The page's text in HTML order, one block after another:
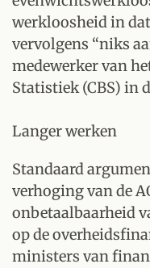
werkloosheid in
vervolgens “niks
medewerker van
Statistiek (CBS) in
Langer werken
Standaard
verhoging van de
onbetaalbaarheid
op de
ministers van